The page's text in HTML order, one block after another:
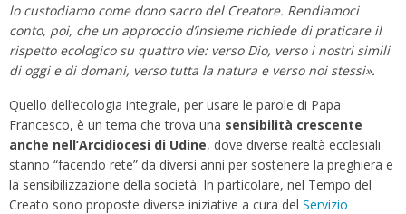
lo custodiamo come dono sacro del Creatore. Rendiamoci
conto, poi, che un approccio d’insieme richiede di praticare il
rispetto ecologico su quattro vie: verso Dio, verso i nostri simili
di oggi e di domani, verso tutta la natura e verso noi stessi».
Quello dell’ecologia integrale, per usare le parole di Papa
Francesco, è un tema che trova una sensibilità crescente
anche nell’Arcidiocesi di Udine, dove diverse realtà ecclesiali
stanno “facendo rete” da diversi anni per sostenere la preghiera e
la sensibilizzazione della società. In particolare, nel Tempo del
Creato sono proposte diverse iniziative a cura del Servizio